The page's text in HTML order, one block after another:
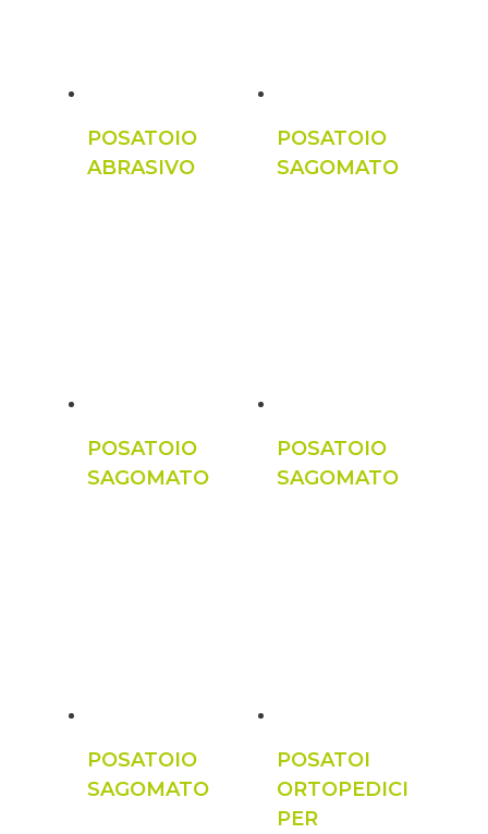
POSATOIO
ABRASIVO
POSATOIO
SAGOMATO
POSATOIO
SAGOMATO
POSATOIO
SAGOMATO
POSATOIO
SAGOMATO
POSATOI
ORTOPEDICI
PER